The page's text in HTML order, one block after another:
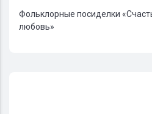
Фольклорные посиделки
любовь»